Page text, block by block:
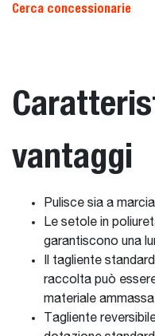
Cerca concessionarie
vantaggi
Pulisce sia a
Le setole in
garantiscono una
Il tagliente
raccolta può
materiale
Tagliente